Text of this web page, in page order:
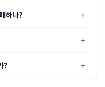
하나?
?